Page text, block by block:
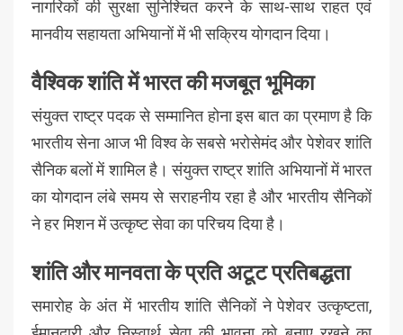
नागरिकों की सुरक्षा सुनिश्चित करने के साथ-साथ राहत एवं
मानवीय सहायता अभियानों में भी सक्रिय योगदान दिया।
वैश्विक शांति में भारत की मजबूत भूमिका
संयुक्त राष्ट्र पदक से सम्मानित होना इस बात का प्रमाण है कि
भारतीय सेना आज भी विश्व के सबसे भरोसेमंद और पेशेवर शांति
सैनिक बलों में शामिल है। संयुक्त राष्ट्र शांति अभियानों में भारत
का योगदान लंबे समय से सराहनीय रहा है और भारतीय सैनिकों
ने हर मिशन में उत्कृष्ट सेवा का परिचय दिया है।
शांति और मानवता के प्रति अटूट प्रतिबद्धता
समारोह के अंत में भारतीय शांति सैनिकों ने पेशेवर उत्कृष्टता,